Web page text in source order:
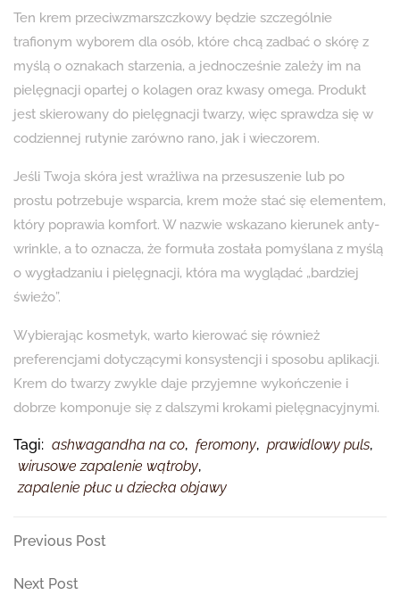
Ten krem przeciwzmarszczkowy będzie szczególnie
trafionym wyborem dla osób, które chcą zadbać o skórę z
myślą o oznakach starzenia, a jednocześnie zależy im na
pielęgnacji opartej o kolagen oraz kwasy omega. Produkt
jest skierowany do pielęgnacji twarzy, więc sprawdza się w
codziennej rutynie zarówno rano, jak i wieczorem.
Jeśli Twoja skóra jest wrażliwa na przesuszenie lub po
prostu potrzebuje wsparcia, krem może stać się elementem,
który poprawia komfort. W nazwie wskazano kierunek anty-
wrinkle, a to oznacza, że formuła została pomyślana z myślą
o wygładzaniu i pielęgnacji, która ma wyglądać „bardziej
świeżo”.
Wybierając kosmetyk, warto kierować się również
preferencjami dotyczącymi konsystencji i sposobu aplikacji.
Krem do twarzy zwykle daje przyjemne wykończenie i
dobrze komponuje się z dalszymi krokami pielęgnacyjnymi.
Tagi: ashwagandha na co, feromony, prawidlowy puls,
wirusowe zapalenie wątroby,
zapalenie płuc u dziecka objawy
Nawigacja
wpisu
Previous
Previous Post
Next
Next Post